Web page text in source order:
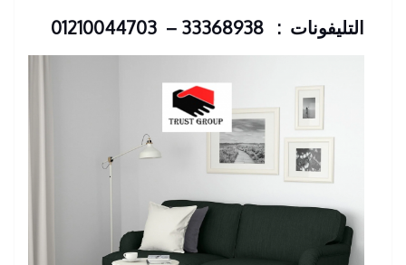
التليفونات : 33368938 – 01210044703